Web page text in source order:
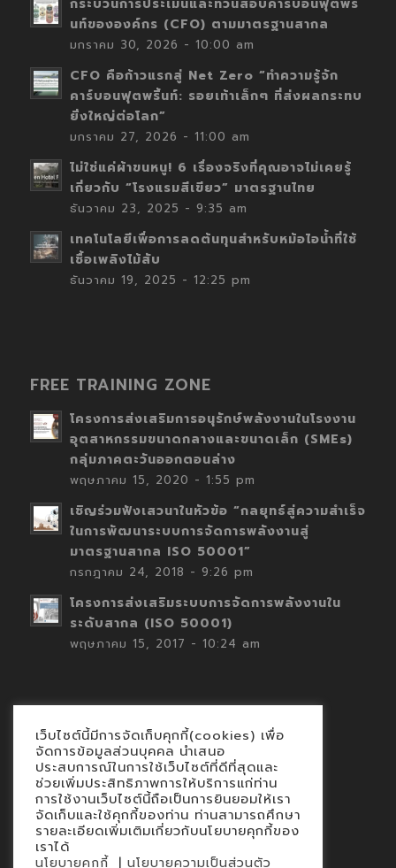
กระบวนการประเมินและทวนสอบคาร์บอนฟุตพริ้
นท์ขององค์กร (CFO) ตามมาตรฐานสากล
มกราคม 30, 2026 - 10:00 am
CFO คือก้าวแรกสู่ Net Zero “ทำความรู้จัก
คาร์บอนฟุตพริ้นท์: รอยเท้าเล็กๆ ที่ส่งผลกระทบ
ยิ่งใหญ่ต่อโลก”
มกราคม 27, 2026 - 11:00 am
ไม่ใช่แค่ผ้าขนหนู! 6 เรื่องจริงที่คุณอาจไม่เคยรู้
เกี่ยวกับ “โรงแรมสีเขียว” มาตรฐานไทย
ธันวาคม 23, 2025 - 9:35 am
เทคโนโลยีเพื่อการลดต้นทุนสำหรับหม้อไอน้ำที่ใช้
เชื้อเพลิงไม้สับ
ธันวาคม 19, 2025 - 12:25 pm
FREE TRAINING ZONE
โครงการส่งเสริมการอนุรักษ์พลังงานในโรงงาน
อุตสาหกรรมขนาดกลางและขนาดเล็ก (SMEs)
กลุ่มภาคตะวันออกตอนล่าง
พฤษภาคม 15, 2020 - 1:55 pm
เชิญร่วมฟังเสวนาในหัวข้อ “กลยุทธ์สู่ความสำเร็จ
ในการพัฒนาระบบการจัดการพลังงานสู่
มาตรฐานสากล ISO 50001”
กรกฎาคม 24, 2018 - 9:26 pm
โครงการส่งเสริมระบบการจัดการพลังงานใน
ระดับสากล (ISO 50001)
พฤษภาคม 15, 2017 - 10:24 am
Contact
นโยบายคุกกี้
นโยบายข้อมูลส่วนบุคคล
เว็บไซต์นี้มีการจัดเก็บคุกกี้(cookies) เพื่อ
จัดการข้อมูลส่วนบุคคล นำเสนอ
ประสบการณ์ในการใช้เว็บไซต์ที่ดีที่สุดและ
ช่วยเพิ่มประสิทธิภาพการให้บริการแก่ท่าน
การใช้งานเว็บไซต์นี้ถือเป็นการยินยอมให้เรา
จัดเก็บและใช้คุกกี้ของท่าน ท่านสามารถศึกษา
รายละเอียดเพิ่มเติมเกี่ยวกับนโยบายคุกกี้ของ
เราได้
นโยบายคุกกี้ | นโยบายความเป็นส่วนตัว